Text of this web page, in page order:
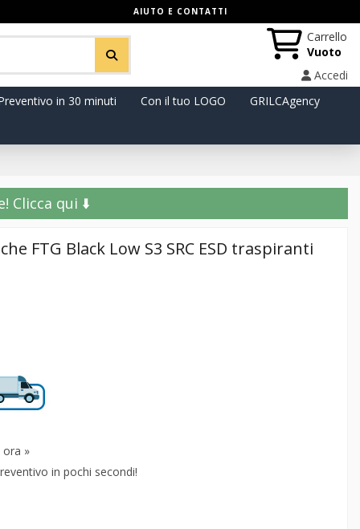
AIUTO E CONTATTI
Carrello
Vuoto
Accedi
in 30 minuti Con il tuo LOGO
GRILCAgency
Clicca qui ⬇️
FTG Black Low S3 SRC ESD traspiranti
ora »
in pochi secondi!